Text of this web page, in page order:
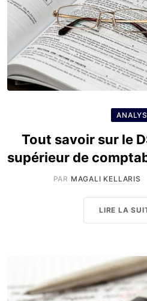
Tout savoir sur le
supérieur de
PAR MAGALI KELLARIS
LIRE LA